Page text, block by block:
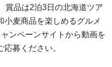
賞品は2泊3日の北海道ツア
小麦商品を楽しめるグルメ
ンペーンサイトから動画を
募ください。